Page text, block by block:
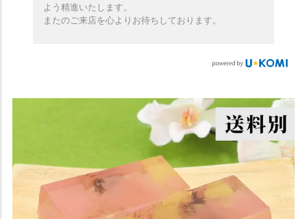
よう精進いたします。
またのご来店を心よりお待ちしております。